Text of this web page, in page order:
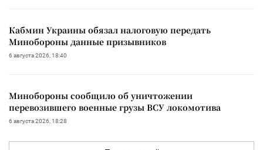
Кабмин Украины обязал налоговую передать
Минобороны данные призывников
6 августа 2026, 18:40
Минобороны сообщило об уничтожении
перевозившего военные грузы ВСУ локомотива
6 августа 2026, 18:28